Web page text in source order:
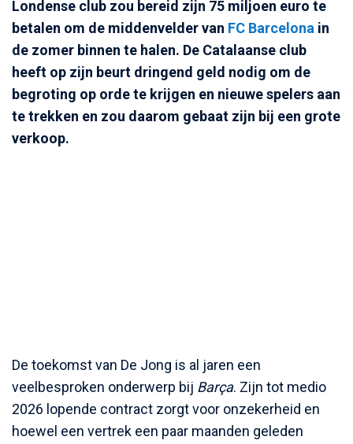
Londense club zou bereid zijn 75 miljoen euro te
betalen om de middenvelder van FC Barcelona in
de zomer binnen te halen. De Catalaanse club
heeft op zijn beurt dringend geld nodig om de
begroting op orde te krijgen en nieuwe spelers aan
te trekken en zou daarom gebaat zijn bij een grote
verkoop.
De toekomst van De Jong is al jaren een
veelbesproken onderwerp bij Barça. Zijn tot medio
2026 lopende contract zorgt voor onzekerheid en
hoewel een vertrek een paar maanden geleden